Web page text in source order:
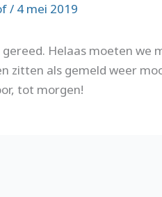
/ 4 mei 2019
Helaas moeten we
zitten als gemeld weer
tot morgen!